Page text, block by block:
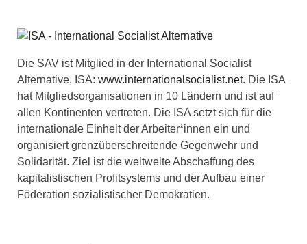
Die SAV ist Mitglied in der International Socialist
Alternative, ISA: www.internationalsocialist.net. Die ISA
hat Mitgliedsorganisationen in 10 Ländern und ist auf
allen Kontinenten vertreten. Die ISA setzt sich für die
internationale Einheit der Arbeiter*innen ein und
organisiert grenzüberschreitende Gegenwehr und
Solidarität. Ziel ist die weltweite Abschaffung des
kapitalistischen Profitsystems und der Aufbau einer
Föderation sozialistischer Demokratien.